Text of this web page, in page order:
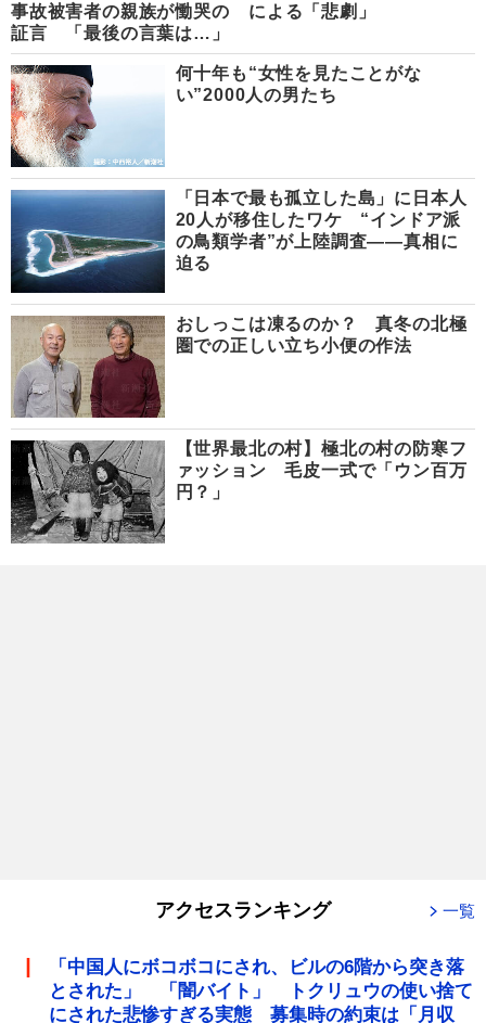
事故被害者の親族が慟哭の
証言 「最後の言葉は…」
による「悲劇」
何十年も“女性を見たことがな
い”2000人の男たち
「日本で最も孤立した島」に日本人
20人が移住したワケ “インドア派
の鳥類学者”が上陸調査――真相に
迫る
おしっこは凍るのか？ 真冬の北極
圏での正しい立ち小便の作法
【世界最北の村】極北の村の防寒フ
ァッション 毛皮一式で「ウン百万
円？」
アクセスランキング 一覧
「中国人にボコボコにされ、ビルの6階から突き落
とされた」 「闇バイト」 トクリュウの使い捨て
にされた悲惨すぎる実態 募集時の約束は「月収